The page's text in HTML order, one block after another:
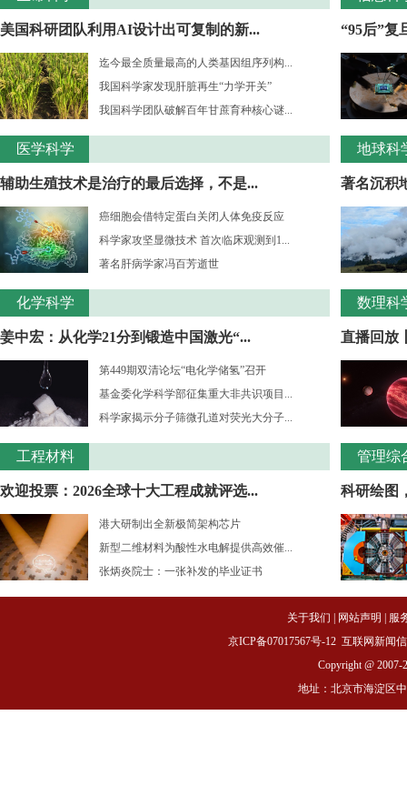
美国科研团队利用AI设计出可复制的新...
迄今最全质量最高的人类基因组序列构...
我国科学家发现肝脏再生“力学开关”
我国科学团队破解百年甘蔗育种核心谜...
医学科学
辅助生殖技术是治疗的最后选择，不是...
癌细胞会借特定蛋白关闭人体免疫反应
科学家攻坚显微技术 首次临床观测到1...
著名肝病学家冯百芳逝世
化学科学
姜中宏：从化学21分到锻造中国激光“...
第449期双清论坛“电化学储氢”召开
基金委化学科学部征集重大非共识项目...
科学家揭示分子筛微孔道对荧光大分子...
工程材料
欢迎投票：2026全球十大工程成就评选...
港大研制出全新极简架构芯片
新型二维材料为酸性水电解提供高效催...
张炳炎院士：一张补发的毕业证书
“95后”复
地球科
著名沉积
数理科
直播回放
管理综
科研绘图
关于我们 网站声明
服
京ICP备07017567号-12 互联网新闻
Copyright @ 2007-
地址：北京市海淀区